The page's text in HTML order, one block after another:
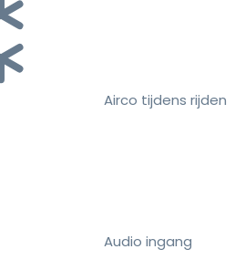
Airco tijdens rijden
Audio ingang